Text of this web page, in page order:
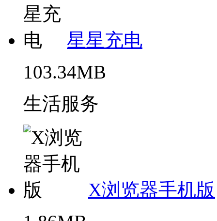
星星充电
103.34MB
生活服务
X浏览器手机版